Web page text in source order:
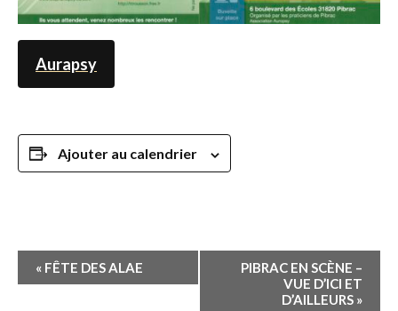
Aurapsy
Ajouter au calendrier
Navigation
Évènement
« FÊTE DES ALAE
PIBRAC EN SCÈNE –
VUE D’ICI ET
D’AILLEURS »